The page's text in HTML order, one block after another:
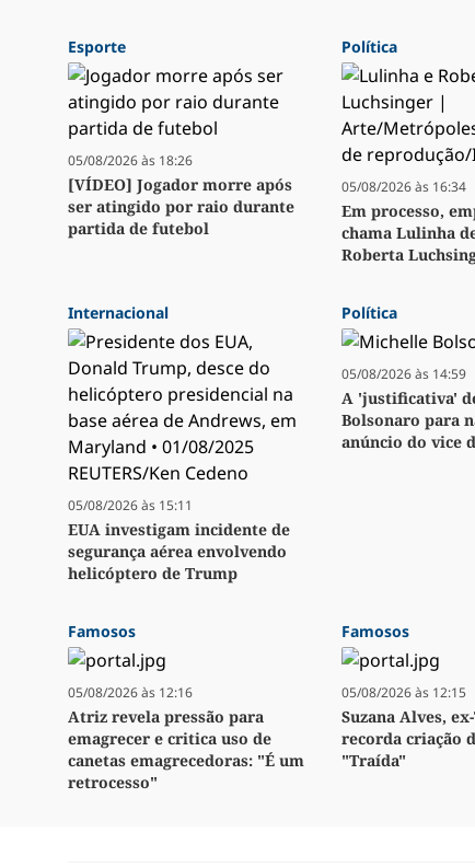
Esporte
05/08/2026 às 18:26
[VÍDEO] Jogador morre após
ser atingido por raio durante
partida de futebol
Política
05/08/2026 às 16:34
Em processo,
chama Lulinha
Roberta
Internacional
05/08/2026 às 15:11
EUA investigam incidente de
segurança aérea envolvendo
helicóptero de Trump
Política
05/08/2026 às 14:59
A 'justificativa'
Bolsonaro para
anúncio do vice
Famosos
05/08/2026 às 12:16
Atriz revela pressão para
emagrecer e critica uso de
canetas emagrecedoras: "É um
retrocesso"
Famosos
05/08/2026 às 12:15
Suzana Alves,
recorda criação
"Traída"